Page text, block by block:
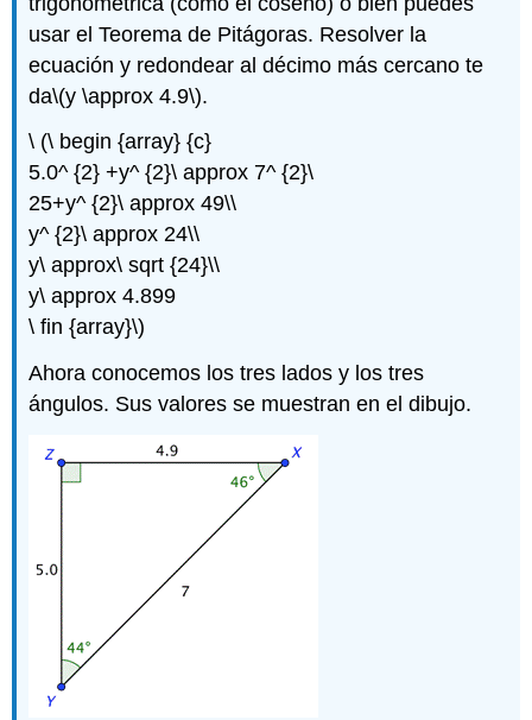
usar el Teorema de Pitágoras. Resolver la
ecuación y redondear al décimo más cercano te
da\(y \approx 4.9\).
\ (\ begin {array} {c}
5.0^ {2} +y^ {2}\ approx 7^ {2}\
25+y^ {2}\ approx 49\\
y^ {2}\ approx 24\\
y\ approx\ sqrt {24}\\
y\ approx 4.899
\ fin {array}\)
Ahora conocemos los tres lados y los tres
ángulos. Sus valores se muestran en el dibujo.